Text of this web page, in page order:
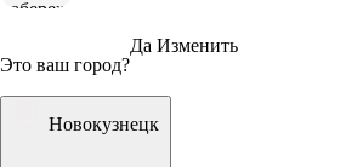
Это ваш город?
Да Изменить
Новокузнецк